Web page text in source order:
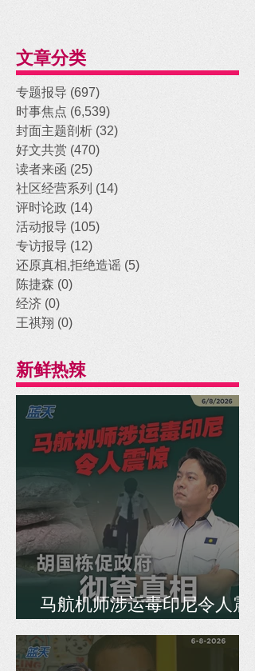
文章分类
专题报导 (697)
时事焦点 (6,539)
封面主题剖析 (32)
好文共赏 (470)
读者来函 (25)
社区经营系列 (14)
评时论政 (14)
活动报导 (105)
专访报导 (12)
还原真相,拒绝造谣 (5)
陈捷森 (0)
经济 (0)
王祺翔 (0)
新鲜热辣
马航机师涉运毒印尼令人震